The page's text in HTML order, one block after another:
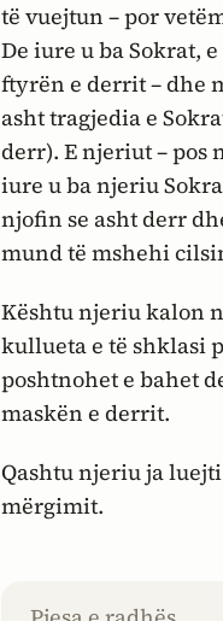
të vuejtun – por
De iure u ba Sokrat, e
ftyrën e derrit – dhe
asht tragjedia e
derr). E njeriut – pos
iure u ba njeriu
njofin se asht derr
mund të mshehi
Kështu njeriu kalon
kullueta e të shklasi
poshtnohet e bahet
maskën e derrit.
Qashtu njeriu ja
mërgimit.